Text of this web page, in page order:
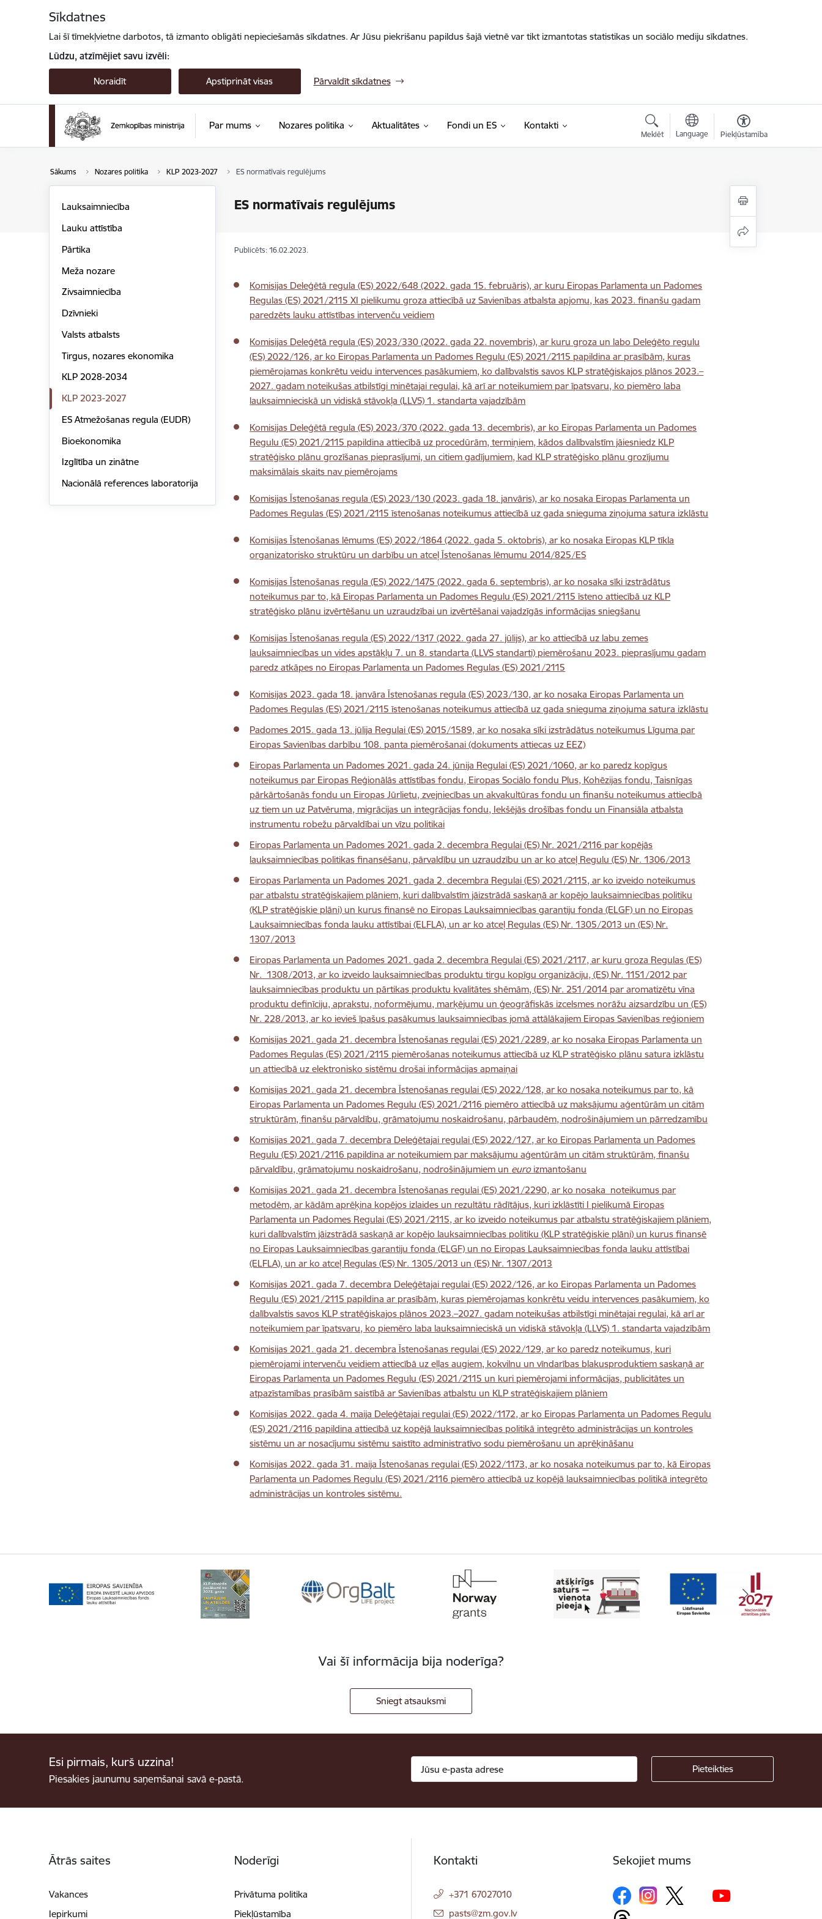
Sīkdatnes
Lai šī tīmekļvietne darbotos, tā izmanto obligāti nepieciešamās sīkdatnes. Ar Jūsu piekrišanu papildus šajā vietnē var tikt izmantotas statistikas un sociālo mediju sīkdatnes.
Lūdzu, atzīmējiet savu izvēli:
Noraidīt Apstiprināt visas Pārvaldīt sīkdatnes
Par mums Nozares politika Aktualitātes Fondi un ES Kontakti
Meklēt Language Piekļūstamība
Sākums Nozares politika KLP 2023-2027 ES normatīvais regulējums
ES normatīvais regulējums
Lauksaimniecība
Lauku attīstība
Pārtika
Meža nozare
Zivsaimniecība
Dzīvnieki
Valsts atbalsts
Tirgus, nozares ekonomika
KLP 2028-2034
KLP 2023-2027
ES Atmežošanas regula (EUDR)
Bioekonomika
Izglītība un zinātne
Nacionālā references laboratorija
Publicēts: 16.02.2023.
Komisijas Deleģētā regula (ES) 2022/648 (2022. gada 15. februāris), ar kuru Eiropas Parlamenta un Padomes
Regulas (ES) 2021/2115 XI pielikumu groza attiecībā uz Savienības atbalsta apjomu, kas 2023. finanšu gadam
paredzēts lauku attīstības intervenču veidiem
Komisijas Deleģētā regula (ES) 2023/330 (2022. gada 22. novembris), ar kuru groza un labo Deleģēto regulu
(ES) 2022/126, ar ko Eiropas Parlamenta un Padomes Regulu (ES) 2021/2115 papildina ar prasībām, kuras
piemērojamas konkrētu veidu intervences pasākumiem, ko dalībvalstis savos KLP stratēģiskajos plānos 2023.–
2027. gadam noteikušas atbilstīgi minētajai regulai, kā arī ar noteikumiem par īpatsvaru, ko piemēro laba
lauksaimnieciskā un vidiskā stāvokļa (LLVS) 1. standarta vajadzībām
Komisijas Deleģētā regula (ES) 2023/370 (2022. gada 13. decembris), ar ko Eiropas Parlamenta un Padomes
Regulu (ES) 2021/2115 papildina attiecībā uz procedūrām, termiņiem, kādos dalībvalstīm jāiesniedz KLP
stratēģisko plānu grozīšanas pieprasījumi, un citiem gadījumiem, kad KLP stratēģisko plānu grozījumu
maksimālais skaits nav piemērojams
Komisijas Īstenošanas regula (ES) 2023/130 (2023. gada 18. janvāris), ar ko nosaka Eiropas Parlamenta un
Padomes Regulas (ES) 2021/2115 īstenošanas noteikumus attiecībā uz gada snieguma ziņojuma satura izklāstu
Komisijas Īstenošanas lēmums (ES) 2022/1864 (2022. gada 5. oktobris), ar ko nosaka Eiropas KLP tīkla
organizatorisko struktūru un darbību un atceļ Īstenošanas lēmumu 2014/825/ES
Komisijas Īstenošanas regula (ES) 2022/1475 (2022. gada 6. septembris), ar ko nosaka sīki izstrādātus
noteikumus par to, kā Eiropas Parlamenta un Padomes Regulu (ES) 2021/2115 īsteno attiecībā uz KLP
stratēģisko plānu izvērtēšanu un uzraudzībai un izvērtēšanai vajadzīgās informācijas sniegšanu
Komisijas Īstenošanas regula (ES) 2022/1317 (2022. gada 27. jūlijs), ar ko attiecībā uz labu zemes
lauksaimniecības un vides apstākļu 7. un 8. standarta (LLVS standarti) piemērošanu 2023. pieprasījumu gadam
paredz atkāpes no Eiropas Parlamenta un Padomes Regulas (ES) 2021/2115
Komisijas 2023. gada 18. janvāra Īstenošanas regula (ES) 2023/130, ar ko nosaka Eiropas Parlamenta un
Padomes Regulas (ES) 2021/2115 īstenošanas noteikumus attiecībā uz gada snieguma ziņojuma satura izklāstu
Padomes 2015. gada 13. jūlija Regulai (ES) 2015/1589, ar ko nosaka sīki izstrādātus noteikumus Līguma par
Eiropas Savienības darbību 108. panta piemērošanai (dokuments attiecas uz EEZ)
Eiropas Parlamenta un Padomes 2021. gada 24. jūnija Regulai (ES) 2021/1060, ar ko paredz kopīgus
noteikumus par Eiropas Reģionālās attīstības fondu, Eiropas Sociālo fondu Plus, Kohēzijas fondu, Taisnīgas
pārkārtošanās fondu un Eiropas Jūrlietu, zvejniecības un akvakultūras fondu un finanšu noteikumus attiecībā
uz tiem un uz Patvēruma, migrācijas un integrācijas fondu, Iekšējās drošības fondu un Finansiāla atbalsta
instrumentu robežu pārvaldībai un vīzu politikai
Eiropas Parlamenta un Padomes 2021. gada 2. decembra Regulai (ES) Nr. 2021/2116 par kopējās
lauksaimniecības politikas finansēšanu, pārvaldību un uzraudzību un ar ko atceļ Regulu (ES) Nr. 1306/2013
Eiropas Parlamenta un Padomes 2021. gada 2. decembra Regulai (ES) 2021/2115, ar ko izveido noteikumus
par atbalstu stratēģiskajiem plāniem, kuri dalībvalstīm jāizstrādā saskaņā ar kopējo lauksaimniecības politiku
(KLP stratēģiskie plāni) un kurus finansē no Eiropas Lauksaimniecības garantiju fonda (ELGF) un no Eiropas
Lauksaimniecības fonda lauku attīstībai (ELFLA), un ar ko atceļ Regulas (ES) Nr. 1305/2013 un (ES) Nr.
1307/2013
Eiropas Parlamenta un Padomes 2021. gada 2. decembra Regulai (ES) 2021/2117, ar kuru groza Regulas (ES)
Nr. 1308/2013, ar ko izveido lauksaimniecības produktu tirgu kopīgu organizāciju, (ES) Nr. 1151/2012 par
lauksaimniecības produktu un pārtikas produktu kvalitātes shēmām, (ES) Nr. 251/2014 par aromatizētu vīna
produktu definīciju, aprakstu, noformējumu, marķējumu un ģeogrāfiskās izcelsmes norāžu aizsardzību un (ES)
Nr. 228/2013, ar ko ievieš īpašus pasākumus lauksaimniecības jomā attālākajiem Eiropas Savienības reģioniem
Komisijas 2021. gada 21. decembra Īstenošanas regulai (ES) 2021/2289, ar ko nosaka Eiropas Parlamenta un
Padomes Regulas (ES) 2021/2115 piemērošanas noteikumus attiecībā uz KLP stratēģisko plānu satura izklāstu
un attiecībā uz elektronisko sistēmu drošai informācijas apmaiņai
Komisijas 2021. gada 21. decembra Īstenošanas regulai (ES) 2022/128, ar ko nosaka noteikumus par to, kā
Eiropas Parlamenta un Padomes Regulu (ES) 2021/2116 piemēro attiecībā uz maksājumu aģentūrām un citām
struktūrām, finanšu pārvaldību, grāmatojumu noskaidrošanu, pārbaudēm, nodrošinājumiem un pārredzamību
Komisijas 2021. gada 7. decembra Deleģētajai regulai (ES) 2022/127, ar ko Eiropas Parlamenta un Padomes
Regulu (ES) 2021/2116 papildina ar noteikumiem par maksājumu aģentūrām un citām struktūrām, finanšu
pārvaldību, grāmatojumu noskaidrošanu, nodrošinājumiem un euroizmantošanu
Komisijas 2021. gada 21. decembra Īstenošanas regulai (ES) 2021/2290, ar ko nosaka noteikumus par
metodēm, ar kādām aprēķina kopējos izlaides un rezultātu rādītājus, kuri izklāstīti I pielikumā Eiropas
Parlamenta un Padomes Regulai (ES) 2021/2115, ar ko izveido noteikumus par atbalstu stratēģiskajiem plāniem,
kuri dalībvalstīm jāizstrādā saskaņā ar kopējo lauksaimniecības politiku (KLP stratēģiskie plāni) un kurus finansē
no Eiropas Lauksaimniecības garantiju fonda (ELGF) un no Eiropas Lauksaimniecības fonda lauku attīstībai
(ELFLA), un ar ko atceļ Regulas (ES) Nr. 1305/2013 un (ES) Nr. 1307/2013
Komisijas 2021. gada 7. decembra Deleģētajai regulai (ES) 2022/126, ar ko Eiropas Parlamenta un Padomes
Regulu (ES) 2021/2115 papildina ar prasībām, kuras piemērojamas konkrētu veidu intervences pasākumiem, ko
dalībvalstis savos KLP stratēģiskajos plānos 2023.–2027. gadam noteikušas atbilstīgi minētajai regulai, kā arī ar
noteikumiem par īpatsvaru, ko piemēro laba lauksaimnieciskā un vidiskā stāvokļa (LLVS) 1. standarta vajadzībām
Komisijas 2021. gada 21. decembra Īstenošanas regulai (ES) 2022/129, ar ko paredz noteikumus, kuri
piemērojami intervenču veidiem attiecībā uz eļļas augiem, kokvilnu un vīndarības blakusproduktiem saskaņā ar
Eiropas Parlamenta un Padomes Regulu (ES) 2021/2115 un kuri piemērojami informācijas, publicitātes un
atpazīstamības prasībām saistībā ar Savienības atbalstu un KLP stratēģiskajiem plāniem
Komisijas 2022. gada 4. maija Deleģētajai regulai (ES) 2022/1172, ar ko Eiropas Parlamenta un Padomes Regulu
(ES) 2021/2116 papildina attiecībā uz kopējā lauksaimniecības politikā integrēto administrācijas un kontroles
sistēmu un ar nosacījumu sistēmu saistīto administratīvo sodu piemērošanu un aprēķināšanu
Komisijas 2022. gada 31. maija Īstenošanas regulai (ES) 2022/1173, ar ko nosaka noteikumus par to, kā Eiropas
Parlamenta un Padomes Regulu (ES) 2021/2116 piemēro attiecībā uz kopējā lauksaimniecības politikā integrēto
administrācijas un kontroles sistēmu.
Vai šī informācija bija noderīga?
Sniegt atsauksmi
Esi pirmais, kurš uzzina!
Piesakies jaunumu saņemšanai savā e-pastā.
Ātrās saites
Vakances
Iepirkumi
Noderīgi
Privātuma politika
Piekļūstamība
Kontakti
+371 67027010
E-pasts:
pasts@zm.gov.lv
Sekojiet mums